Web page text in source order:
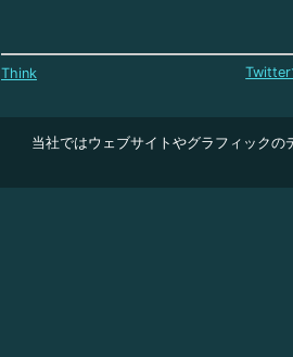
Think Twitter
当社ではウェブサイトやグラフィックの